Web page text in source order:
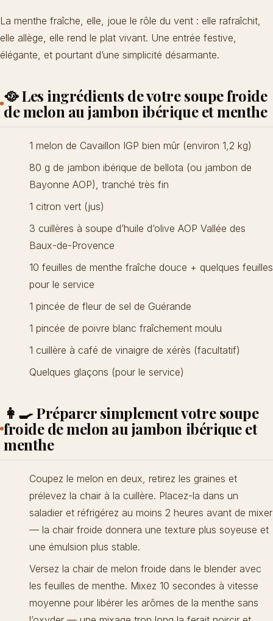
La menthe fraîche, elle, joue le rôle du vent : elle rafraîchit,
elle allège, elle rend le plat vivant. Une entrée festive,
élégante, et pourtant d’une simplicité désarmante.
🥘 Les ingrédients de votre soupe froide
de melon au jambon ibérique et menthe
1 melon de Cavaillon IGP bien mûr (environ 1,2 kg)
80 g de jambon ibérique de bellota (ou jambon de
Bayonne AOP), tranché très fin
1 citron vert (jus)
3 cuillères à soupe d’huile d’olive AOP Vallée des
Baux-de-Provence
10 feuilles de menthe fraîche douce + quelques feuilles
pour le service
1 pincée de fleur de sel de Guérande
1 pincée de poivre blanc fraîchement moulu
1 cuillère à café de vinaigre de xérès (facultatif)
Quelques glaçons (pour le service)
👩‍🍳 Préparer simplement votre soupe
froide de melon au jambon ibérique et
menthe
Coupez le melon en deux, retirez les graines et
prélevez la chair à la cuillère. Placez-la dans un
saladier et réfrigérez au moins 2 heures avant de mixer
— la chair froide donnera une texture plus soyeuse et
une émulsion plus stable.
Versez la chair de melon froide dans le blender avec
les feuilles de menthe. Mixez 10 secondes à vitesse
moyenne pour libérer les arômes de la menthe sans